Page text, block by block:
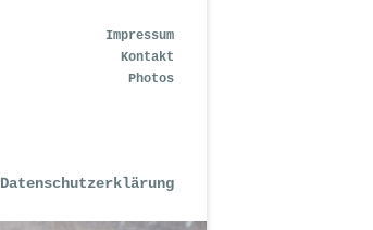
Impressum
Kontakt
Photos
Datenschutzerklärung